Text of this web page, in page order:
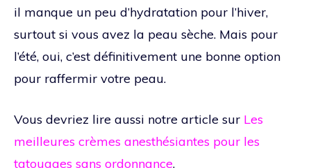
il manque un peu d’hydratation pour l’hiver,
surtout si vous avez la peau sèche. Mais pour
l’été, oui, c’est définitivement une bonne option
pour raffermir votre peau.
Vous devriez lire aussi notre article sur Les
meilleures crèmes anesthésiantes pour les
tatouages sans ordonnance.